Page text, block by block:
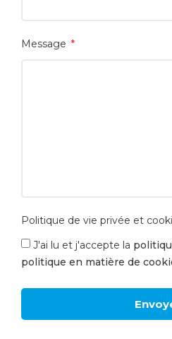
Message
Politique de vie privée et
J'ai lu et j'accepte la
politique en matière de